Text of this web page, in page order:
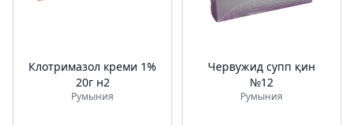
Клотримазол креми 1%
20г н2
Румыния
Червужид супп қин
№12
Румыния